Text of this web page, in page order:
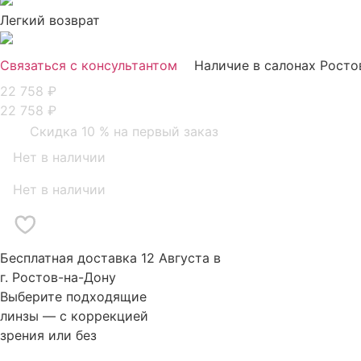
Легкий возврат
Связаться с консультантом
Наличие в салонах
22 758 ₽
22 758 ₽
Скидка 10 % на первый заказ
Нет в наличии
Нет в наличии
Бесплатная доставка 12 Августа в
г. Ростов-на-Дону
Выберите подходящие
линзы — с коррекцией
зрения или без